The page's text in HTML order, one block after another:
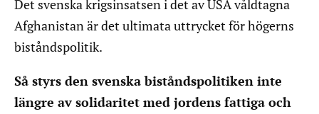
Det svenska krigsinsatsen i det av USA våldtagna
Afghanistan är det ultimata uttrycket för högerns
biståndspolitik.
Så styrs den svenska biståndspolitiken inte
längre av solidaritet med jordens fattiga och